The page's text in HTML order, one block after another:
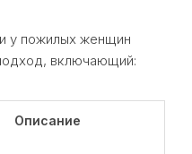
у пожилых женщин
включающий:
Описание